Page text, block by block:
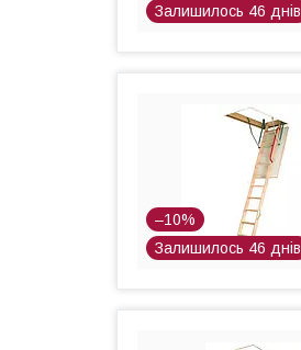
Залишилось 46 днів
–10%
Залишилось 46 днів